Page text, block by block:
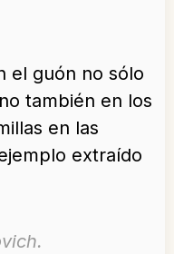
el guón no sólo
también en los
en las
extraído